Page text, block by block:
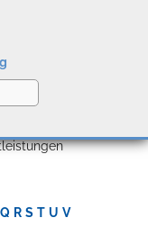
Q R S T U V